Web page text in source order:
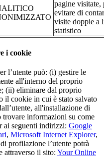
pagine visitate,
evitare di
visite doppie a
statistico
i cookie
l’utente può: (i) gestire le
all'interno del proprio
(ii) eliminare dal proprio
il cookie in cui è stato salvato
all'installazione di
trovare informazioni su come
ai seguenti indirizzi: Google
, Microsoft Internet Explorer,
profilazione l’utente potrà
attraverso il sito: Your Online